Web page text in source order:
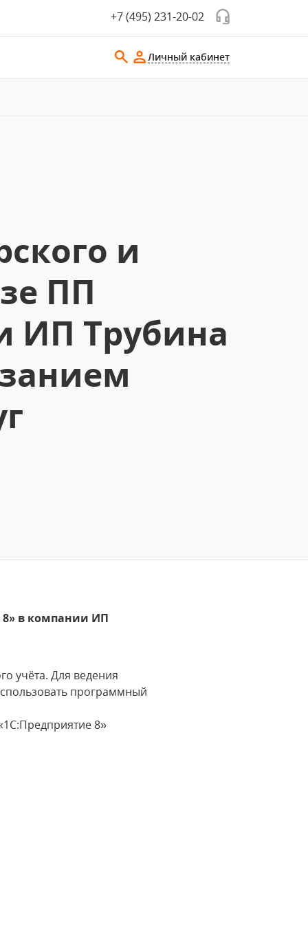
+7 (495) 231-20-02
Личный кабинет
и
ПП
ИП Трубина
8» в компании ИП
учёта. Для ведения
программный
8»